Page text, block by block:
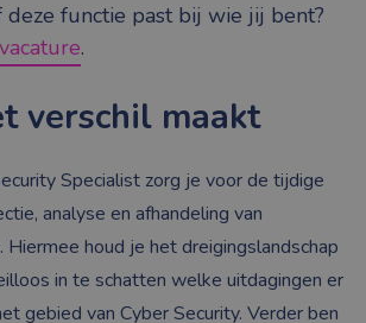
functie past bij wie jij bent?
.
verschil maakt
Specialist zorg je voor de tijdige
analyse en afhandeling van
Hiermee houd je het dreigingslandschap
in te schatten welke uitdagingen er
gebied van Cyber Security. Verder ben